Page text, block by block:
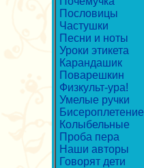
Пословицы
Частушки
Песни и ноты
Уроки этикета
Карандашик
Поварешкин
Физкульт-ура!
Умелые ручки
Бисероплетение
Колыбельные
Проба пера
Наши авторы
Говорят дети